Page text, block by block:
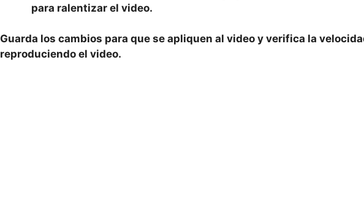
para ralentizar⁣ el video.
Guarda los cambios para ⁢que⁣ se apliquen ⁤al video y verifica la
reproduciendo ‍el ‍video.